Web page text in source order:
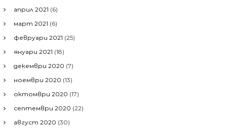
април 2021 (6)
март 2021 (6)
февруари 2021 (25)
януари 2021 (18)
декември 2020 (7)
ноември 2020 (13)
октомври 2020 (17)
септември 2020 (22)
август 2020 (30)